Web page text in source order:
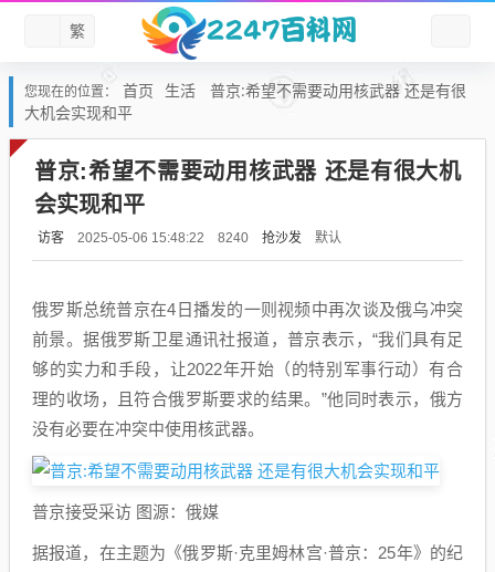
繁
您现在的位置： 首页 生活
普京:希望不需要动用核武器 还是有很
大机会实现和平
普京:希望不需要动用核武器 还是有很大机
会实现和平
访客 2025-05-06 15:48:22 8240 抢沙发 默认
俄罗斯总统普京在4日播发的一则视频中再次谈及俄乌冲突
前景。据俄罗斯卫星通讯社报道，普京表示，“我们具有足
够的实力和手段，让2022年开始（的特别军事行动）有合
理的收场，且符合俄罗斯要求的结果。”他同时表示，俄方
没有必要在冲突中使用核武器。
普京接受采访 图源：俄媒
据报道，在主题为《俄罗斯·克里姆林宫·普京：25年》的纪